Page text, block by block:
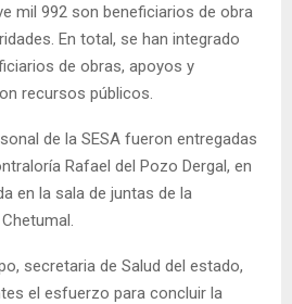
mil 992 son beneficiarios de obra
En total, se han integrado
de obras, apoyos y
recursos públicos.
de la SESA fueron entregadas
Rafael del Pozo Dergal, en
en la sala de juntas de la
secretaria de Salud del estado,
el esfuerzo para concluir la